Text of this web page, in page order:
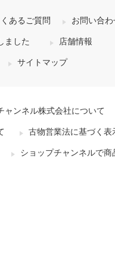
くあるご質問 お問い合わ
ました 店舗情報
サイトマップ
ャンネル株式会社について
古物営業法に基づく表
ショップチャンネルで